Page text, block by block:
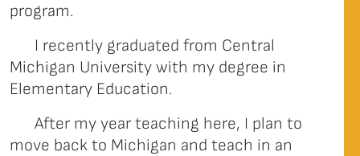
program.
I recently graduated from Central
Michigan University with my degree in
Elementary Education.
After my year teaching here, I plan to
move back to Michigan and teach in an